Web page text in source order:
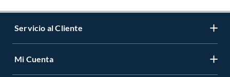
Servicio al Cliente
Contáctanos
Mi Cuenta